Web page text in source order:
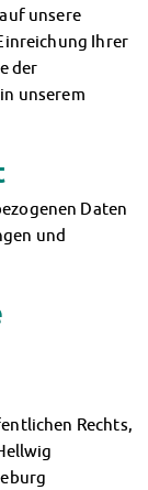
unsere
Ihrer
der
unserem
Daten
und
Rechts,